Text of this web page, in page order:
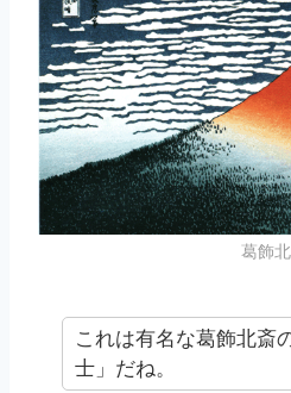
葛飾
これは有名な葛飾北斎
士」だね。